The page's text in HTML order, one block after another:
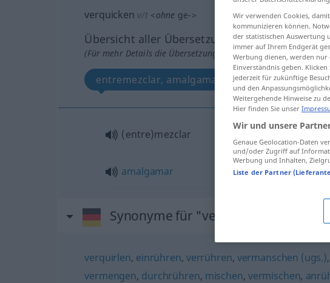
verquicken v/t <ohne ge->
Übersicht aller Übersetzungen
(Für mehr Details die Übersetzung anklicken/antippen)
entremezclar, amalgamar
(entre)mezclar
amalgamar
Synonyme für "verquicken"
verquirlen, einrühren, verrühren, vermanschen (ugs.),
vermengen, durchrühren, mischen, vermischen,
Wir verwenden Cookies,
kommunizieren können.
der statistischen Auswertung
immer auf Ihrem Endgerät
Werbung dienen, werden nur
Einverständnis geben.
jederzeit für zukünftige
und den
Weitergehende Hinweise zu
Hier finden Sie unser
Wir und unsere
Genaue Geolocation-Daten
und/oder Zugriff auf
Werbung und Inhalten,
Liste der Partner